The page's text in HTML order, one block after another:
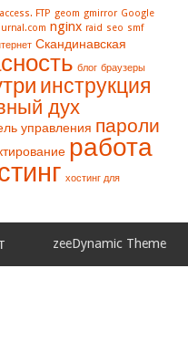
FTP geom gmirror Google
nginx raid seo smf
Скандинавская
блог браузеры
инструкция
дух
управления пароли
работа
хостинг для
zeeDynamic Theme